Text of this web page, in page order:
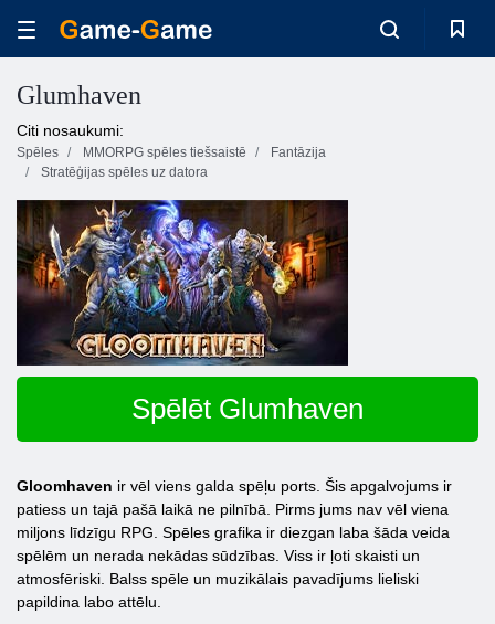
Glumhaven
Citi nosaukumi:
Spēles MMORPG spēles tiešsaistē
Fantāzija
Stratēģijas spēles uz datora
Spēlēt Glumhaven
Gloomhaven ir vēl viens galda spēļu ports. Šis apgalvojums ir
patiess un tajā pašā laikā ne pilnībā. Pirms jums nav vēl viena
miljons līdzīgu RPG. Spēles grafika ir diezgan laba šāda veida
spēlēm un nerada nekādas sūdzības. Viss ir ļoti skaisti un
atmosfēriski. Balss spēle un muzikālais pavadījums lieliski
papildina labo attēlu.